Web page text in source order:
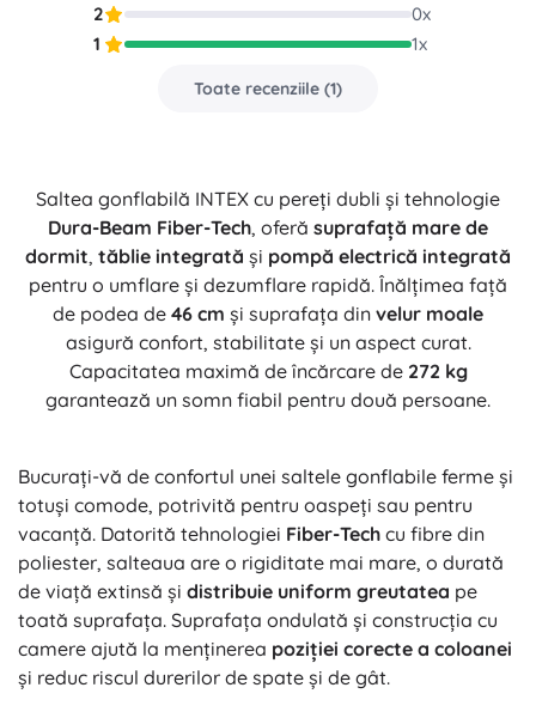
2
0x
1
1x
Toate recenziile (1)
Saltea gonflabilă INTEX cu pereți dubli și tehnologie
Dura-Beam Fiber-Tech, oferă suprafață mare de
dormit, tăblie integrată și pompă electrică integrată
pentru o umflare și dezumflare rapidă. Înălțimea față
de podea de 46 cm și suprafața din velur moale
asigură confort, stabilitate și un aspect curat.
Capacitatea maximă de încărcare de 272 kg
garantează un somn fiabil pentru două persoane.
Bucurați-vă de confortul unei saltele gonflabile ferme și
totuși comode, potrivită pentru oaspeți sau pentru
vacanță. Datorită tehnologiei Fiber-Tech cu fibre din
poliester, salteaua are o rigiditate mai mare, o durată
de viață extinsă și distribuie uniform greutatea pe
toată suprafața. Suprafața ondulată și construcția cu
camere ajută la menținerea poziției corecte a coloanei
și reduc riscul durerilor de spate și de gât.